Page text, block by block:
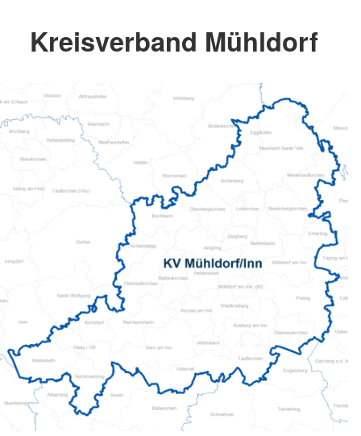
Kreisverband Mühldorf